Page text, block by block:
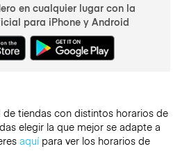
en cualquier lugar con la
para iPhone y Android
de tiendas con distintos horarios de
elegir la que mejor se adapte a
aquípara ver los horarios de